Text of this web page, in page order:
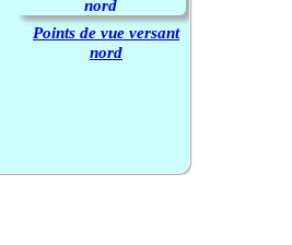
Points de vue versant
nord